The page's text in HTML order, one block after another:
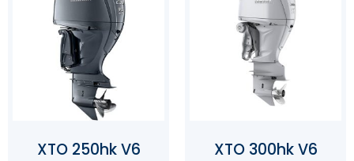
XTO 250hk V6 XTO 300hk V6